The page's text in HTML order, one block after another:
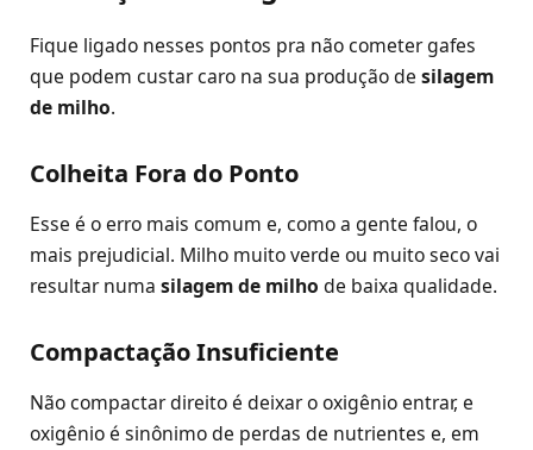
Fique ligado nesses pontos pra não cometer gafes
que podem custar caro na sua produção de silagem
de milho.
Colheita Fora do Ponto
Esse é o erro mais comum e, como a gente falou, o
mais prejudicial. Milho muito verde ou muito seco vai
resultar numa silagem de milho de baixa qualidade.
Compactação Insuficiente
Não compactar direito é deixar o oxigênio entrar, e
oxigênio é sinônimo de perdas de nutrientes e, em